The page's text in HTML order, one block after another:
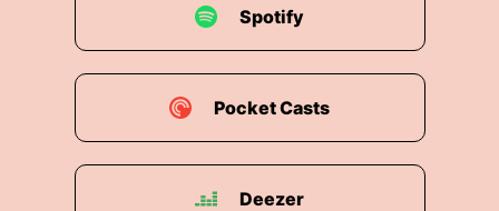
Spotify
Pocket Casts
Deezer